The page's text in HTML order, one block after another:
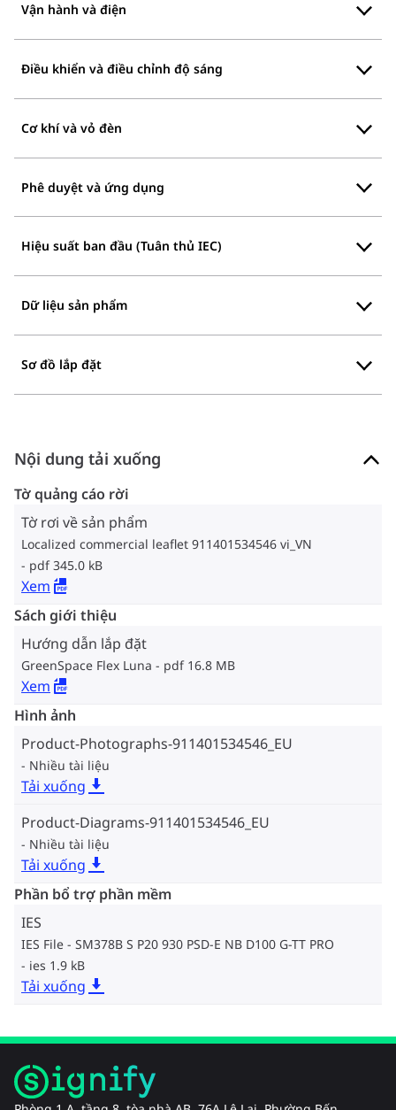
Vận hành và điện
Điều khiển và điều chỉnh độ sáng
Cơ khí và vỏ đèn
Phê duyệt và ứng dụng
Hiệu suất ban đầu (Tuân thủ IEC)
Dữ liệu sản phẩm
Sơ đồ lắp đặt
Nội dung tải xuống
Tờ quảng cáo rời
Tờ rơi về sản phẩm
Localized commercial leaflet 911401534546 vi_VN
pdf 345.0 kB
Xem
Sách giới thiệu
Hướng dẫn lắp đặt
GreenSpace Flex Luna pdf 16.8 MB
Xem
Hình ảnh
Product-Photographs-911401534546_EU
Nhiều tài liệu
Tải xuống
Product-Diagrams-911401534546_EU
Nhiều tài liệu
Tải xuống
Phần bổ trợ phần mềm
IES
IES File - SM378B S P20 930 PSD-E NB D100 G-TT PRO
ies 1.9 kB
Tải xuống